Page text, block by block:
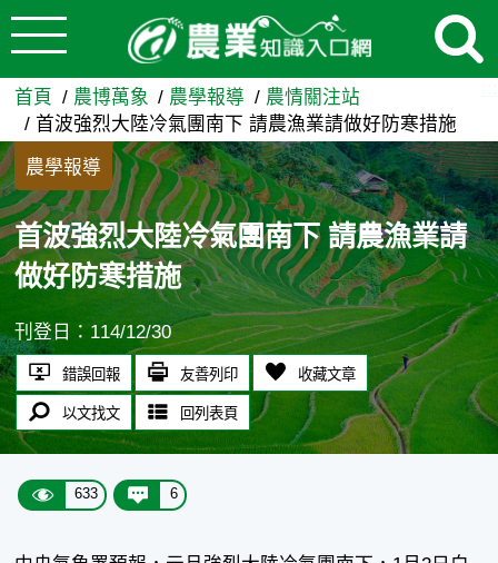
跳到主要內容
首波強烈大陸冷氣團南下 請
首頁 農博萬象 農學報導
農情關注站
首波強烈大陸冷氣團南下 請農漁業請做好防寒措施
農學報導
首波強烈大陸冷氣團南下 請農漁業請
做好防寒措施
刊登日：114/12/30
錯誤回報 友善列印 收藏文章
以文找文 回列表頁
633 6